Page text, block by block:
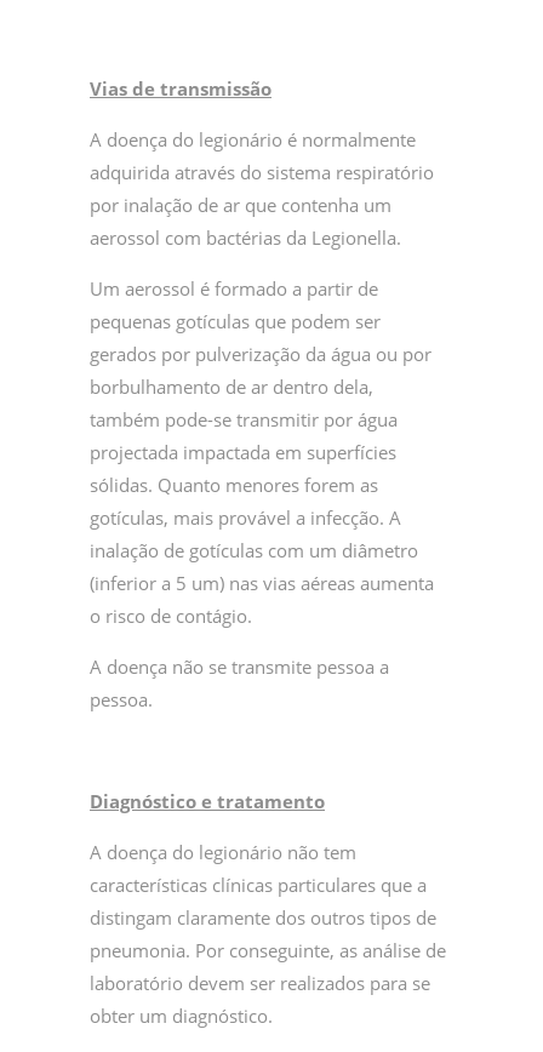
Vias de transmissão
A doença do legionário é normalmente
adquirida através do sistema respiratório
por inalação de ar que contenha um
aerossol com bactérias da Legionella.
Um aerossol é formado a partir de
pequenas gotículas que podem ser
gerados por pulverização da água ou por
borbulhamento de ar dentro dela,
também pode-se transmitir por água
projectada impactada em superfícies
sólidas. Quanto menores forem as
gotículas, mais provável a infecção. A
inalação de gotículas com um diâmetro
(inferior a 5 um) nas vias aéreas aumenta
o risco de contágio.
A doença não se transmite pessoa a
pessoa.
Diagnóstico e tratamento
A doença do legionário não tem
características clínicas particulares que a
distingam claramente dos outros tipos de
pneumonia. Por conseguinte, as análise de
laboratório devem ser realizados para se
obter um diagnóstico.